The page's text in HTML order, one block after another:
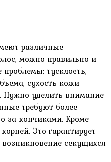
различные
можно правильно и
тусклость,
сухость кожи
Нужно уделить внимание
требуют более
за кончиками. Кроме
Это гарантирует
секущихся